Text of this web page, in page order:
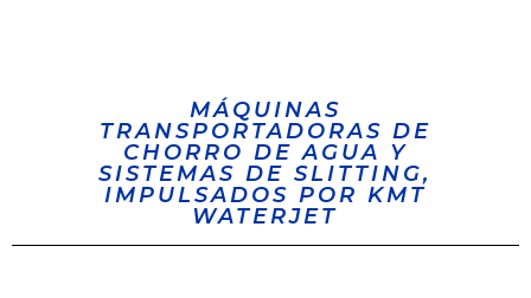
MÁQUINAS
TRANSPORTADORAS DE
CHORRO DE AGUA Y
SISTEMAS DE SLITTING,
IMPULSADOS POR KMT
WATERJET